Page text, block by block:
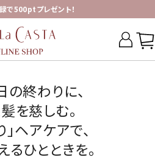
で500ptプレゼント！
終わりに、
を慈しむ。
」ヘアケアで、
ひとときを。